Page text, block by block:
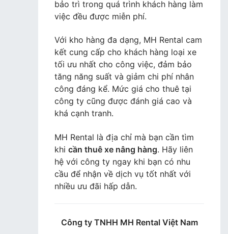
bảo trì trong quá trình khách hàng làm
việc đều được miễn phí.
Với kho hàng đa dạng, MH Rental cam
kết cung cấp cho khách hàng loại xe
tối ưu nhất cho công việc, đảm bảo
tăng năng suất và giảm chi phí nhân
công đáng kể. Mức giá cho thuê tại
công ty cũng được đánh giá cao và
khá cạnh tranh.
MH Rental là địa chỉ mà bạn cần tìm
khi cần thuê xe nâng hàng. Hãy liên
hệ với công ty ngay khi bạn có nhu
cầu để nhận về dịch vụ tốt nhất với
nhiều ưu đãi hấp dẫn.
Công ty TNHH MH Rental Việt Nam